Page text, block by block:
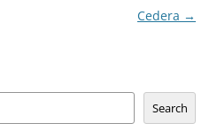
Cedera →
Search